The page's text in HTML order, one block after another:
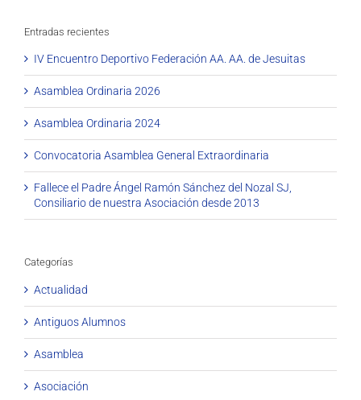
Entradas recientes
IV Encuentro Deportivo Federación AA. AA. de Jesuitas
Asamblea Ordinaria 2026
Asamblea Ordinaria 2024
Convocatoria Asamblea General Extraordinaria
Fallece el Padre Ángel Ramón Sánchez del Nozal SJ,
Consiliario de nuestra Asociación desde 2013
Categorías
Actualidad
Antiguos Alumnos
Asamblea
Asociación